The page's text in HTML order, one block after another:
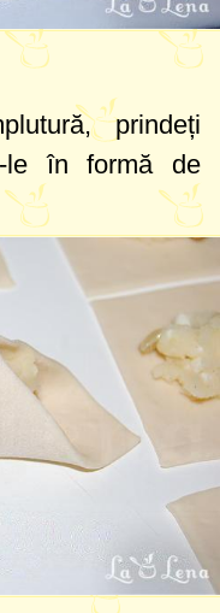
prindeți
le în formă de